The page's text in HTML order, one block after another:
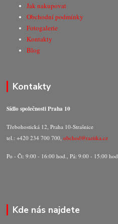
Jak nakupovat
Obchodní podmínky
Fotogalerie
Kontakty
Blog
Kontakty
Sídlo společnosti Praha 10
Třebohostická 12, Praha 10-Strašnice
tel.: +420 234 700 700,obchod@razitka.cz
Po - Čt: 9:00 - 16:00 hod., Pá: 9:00 - 15:00 hod.
Kde nás najdete